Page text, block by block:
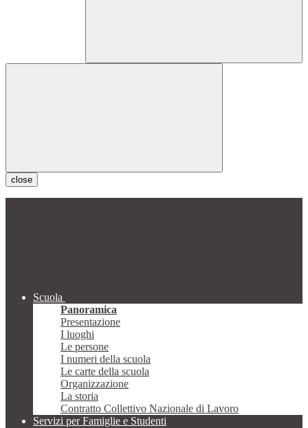
close
Scuola
Panoramica
Presentazione
I luoghi
Le persone
I numeri della scuola
Le carte della scuola
Organizzazione
La storia
Contratto Collettivo Nazionale di Lavoro
Servizi per Famiglie e Studenti